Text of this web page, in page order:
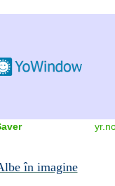
în imagine